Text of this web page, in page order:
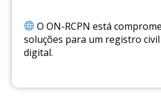
O ON-RCPN está
soluções para um registro civil
digital.